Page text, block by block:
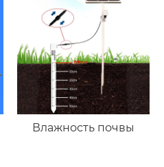
Влажность почвы